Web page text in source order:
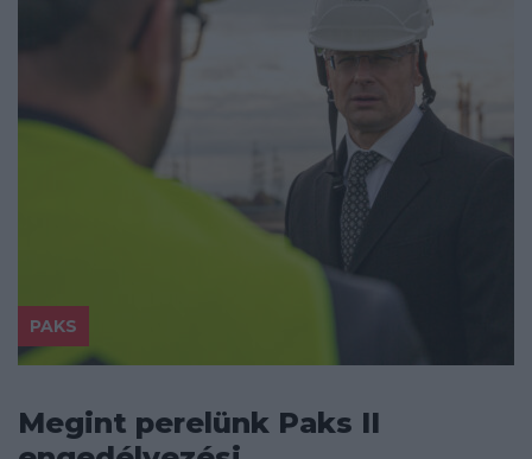
PAKS
Megint perelünk Paks II